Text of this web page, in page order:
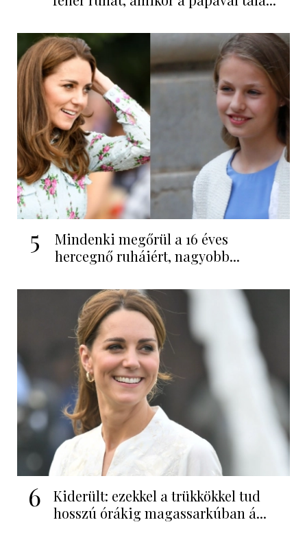
5
Mindenki megőrül a 16 éves
hercegnő ruháiért, nagyobb...
6
Kiderült: ezekkel a trükkökkel tud
hosszú órákig magassarkúban á...